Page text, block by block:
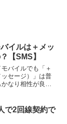
イルは＋メッ
【SMS】
バイルでも「＋
セージ）」は普
なり相性が良い
応しています。
で2回線契約で